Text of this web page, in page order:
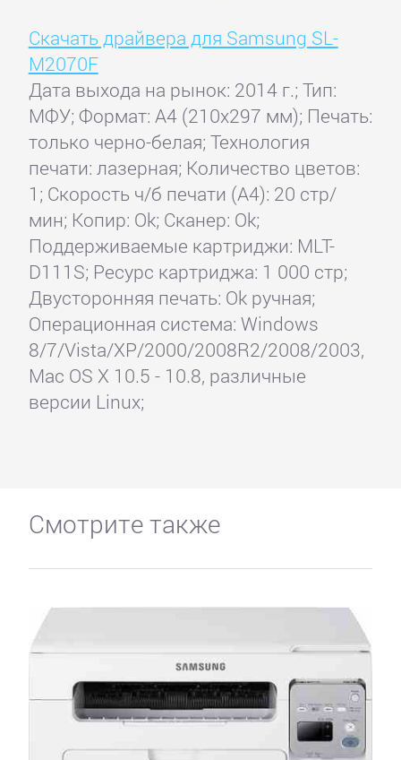
Скачать драйвера для Samsung SL-
M2070F
Дата выхода на рынок: 2014 г.; Тип:
МФУ; Формат: A4 (210x297 мм); Печать:
только черно-белая; Технология
печати: лазерная; Количество цветов:
1; Скорость ч/б печати (А4): 20 стр/
мин; Копир: Ok; Сканер: Ok;
Поддерживаемые картриджи: MLT-
D111S; Ресурс картриджа: 1 000 стр;
Двусторонняя печать: Ok ручная;
Операционная система: Windows
8/7/Vista/XP/2000/2008R2/2008/2003,
Mac OS X 10.5 - 10.8, различные
версии Linux;
Смотрите также